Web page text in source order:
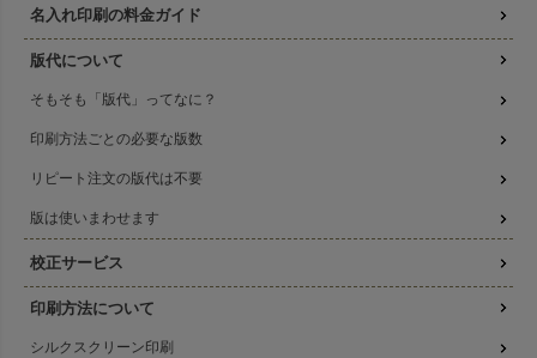
名入れ印刷の料金ガイド
版代について
そもそも「版代」ってなに？
印刷方法ごとの必要な版数
リピート注文の版代は不要
版は使いまわせます
校正サービス
印刷方法について
シルクスクリーン印刷